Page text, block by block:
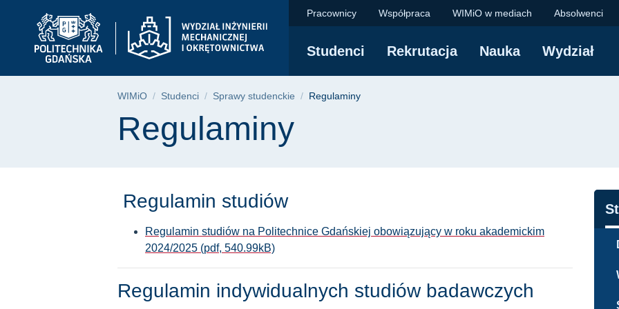
głównego
wyszukiwarki
Regulaminy | WIMiO - Politechnika
Pracownicy Współpraca WIMiO w mediach Absolwenci
Studenci Rekrutacja Nauka Wydział
Ścieżka nawigacyjna
WIMiO Studenci Sprawy studenckie Regulaminy
Treść strony
Regulaminy
Regulamin studiów
Regulamin studiów na Politechnice Gdańskiej obowiązujący w roku akademickim
2024/2025 (pdf, 540.99kB)
Regulamin indywidualnych studiów badawczych